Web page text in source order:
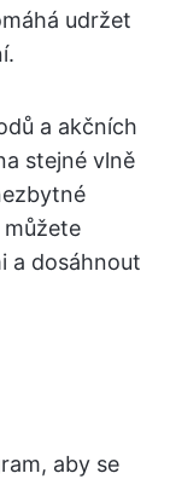
udržet
a akčních
stejné vlně
a dosáhnout
aby se